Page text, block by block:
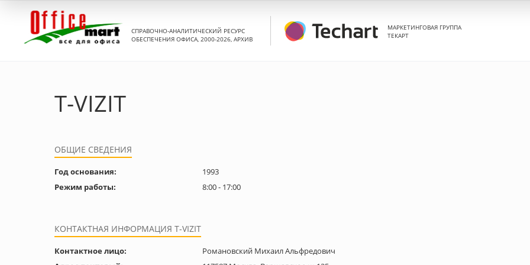
СПРАВОЧНО-АНАЛИТИЧЕСКИЙ РЕСУРС
ОБЕСПЕЧЕНИЯ ОФИСА, 2000-2026, АРХИВ
МАРКЕТИНГОВАЯ ГРУППА
ТЕКАРТ
T-VIZIT
ОБЩИЕ СВЕДЕНИЯ
Год основания:
1993
Режим работы:
8:00 - 17:00
КОНТАКТНАЯ ИНФОРМАЦИЯ T-VIZIT
Контактное лицо:
Романовский Михаил Альфредович